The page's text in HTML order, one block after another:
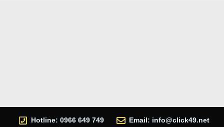
Hotline: 0966 649 749
Email: info@click49.net